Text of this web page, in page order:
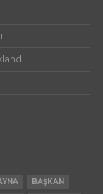
BAŞKAN